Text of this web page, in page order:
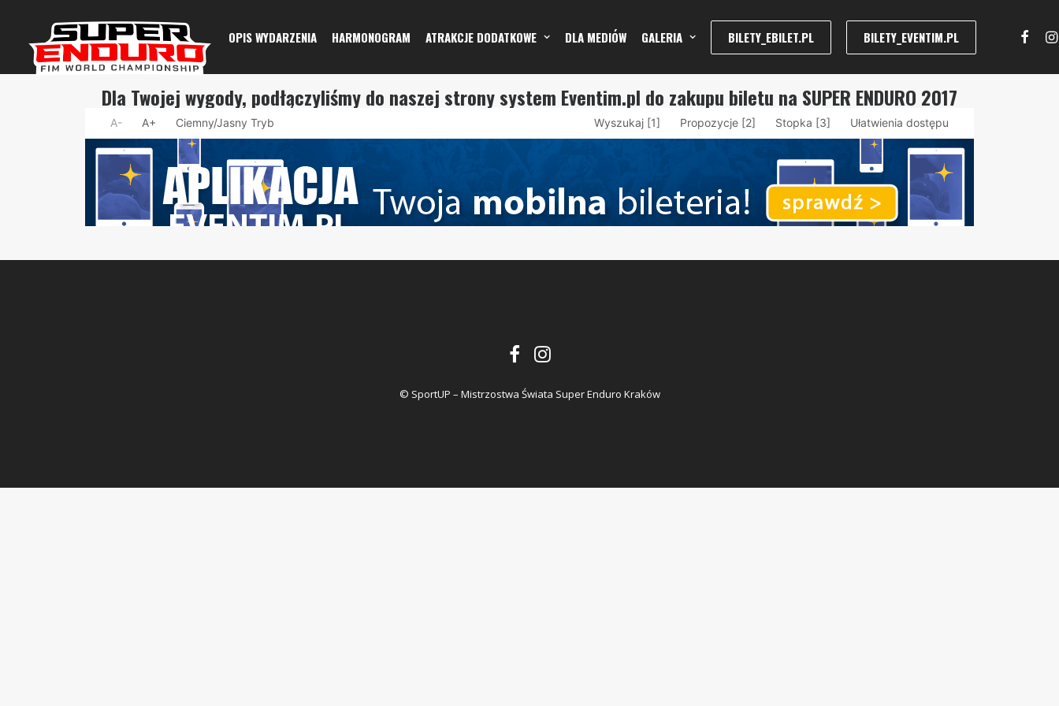
OPIS WYDARZENIA HARMONOGRAM ATRAKCJE DODATKOWE DLA MEDIÓW GALERIA BILETY_EBILET.PL BILETY_EVENTIM.PL
Dla Twojej wygody, podłączyliśmy do naszej strony system Eventim.pl do zakupu biletu na SUPER ENDURO 2017
© SportUP – Mistrzostwa Świata Super Enduro Kraków